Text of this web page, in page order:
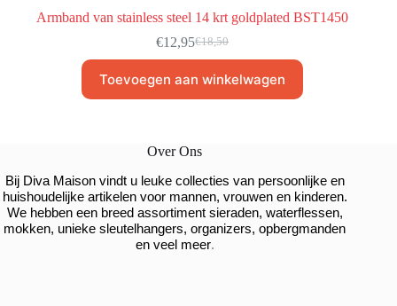
Armband van stainless steel 14 krt goldplated BST1450
€18,50
€12,95
Toevoegen aan winkelwagen
Over Ons
Bij Diva Maison vindt u leuke collecties van persoonlijke en
huishoudelijke artikelen voor mannen, vrouwen en kinderen.
We hebben een breed assortiment sieraden, waterflessen,
mokken, unieke sleutelhangers, organizers, opbergmanden
en veel meer.